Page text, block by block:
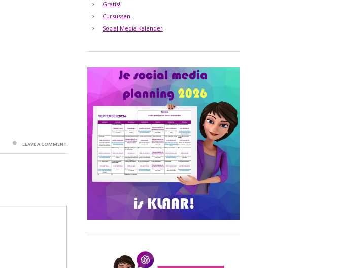
LEAVE A COMMENT
Gratis!
Cursussen
Social Media Kalender